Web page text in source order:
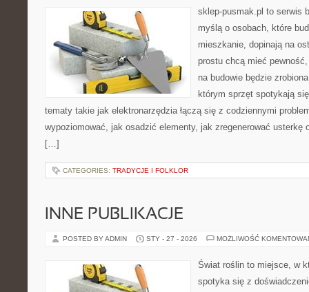
sklep-pusmak.pl to serwis
myślą o osobach, które
mieszkanie, dopinają na
prostu chcą mieć
na budowie będzie
którym sprzęt spotykają
tematy takie jak elektronarzędzia łączą się z codziennymi
wypoziomować, jak osadzić elementy, jak zregenerować usterkę
[…]
CATEGORIES: TRADYCJE I FOLKLOR
INNE PUBLIKACJE
POSTED BY ADMIN STY - 27 - 2026 MOŻLIWOŚĆ
Świat roślin to miejsce, w
spotyka się z